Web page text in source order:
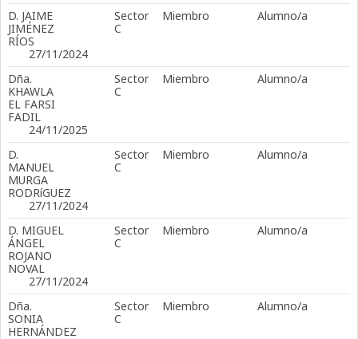
D. JAIME
JIMÉNEZ
RÍOS
Sector
C
Miembro Alumno/a
27/11/2024
Dña.
KHAWLA
EL FARSI
FADIL
Sector
C
Miembro Alumno/a
24/11/2025
D.
MANUEL
MURGA
RODRíGUEZ
Sector
C
Miembro Alumno/a
27/11/2024
D. MIGUEL
ÁNGEL
ROJANO
NOVAL
Sector
C
Miembro Alumno/a
27/11/2024
Dña.
SONIA
HERNÁNDEZ
Sector
C
Miembro Alumno/a